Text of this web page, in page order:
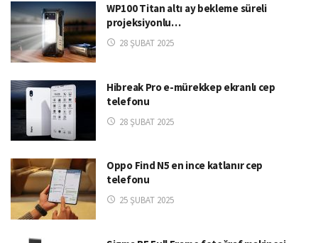
WP100 Titan altı ay bekleme süreli
projeksiyonlu…
28 ŞUBAT 2025
Hibreak Pro e-mürekkep ekranlı cep
telefonu
28 ŞUBAT 2025
Oppo Find N5 en ince katlanır cep
telefonu
25 ŞUBAT 2025